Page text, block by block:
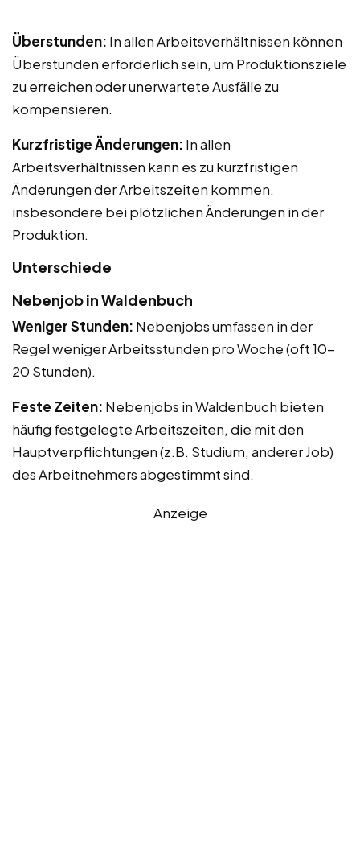
Überstunden: In allen Arbeitsverhältnissen können
Überstunden erforderlich sein, um Produktionsziele
zu erreichen oder unerwartete Ausfälle zu
kompensieren.
Kurzfristige Änderungen: In allen
Arbeitsverhältnissen kann es zu kurzfristigen
Änderungen der Arbeitszeiten kommen,
insbesondere bei plötzlichen Änderungen in der
Produktion.
Unterschiede
Nebenjob in Waldenbuch
Weniger Stunden: Nebenjobs umfassen in der
Regel weniger Arbeitsstunden pro Woche (oft 10-
20 Stunden).
Feste Zeiten: Nebenjobs in Waldenbuch bieten
häufig festgelegte Arbeitszeiten, die mit den
Hauptverpflichtungen (z.B. Studium, anderer Job)
des Arbeitnehmers abgestimmt sind.
Anzeige